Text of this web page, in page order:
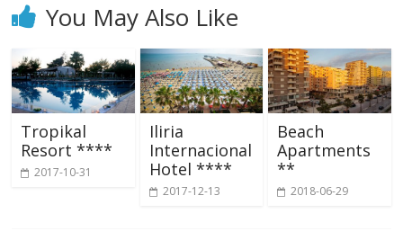
You May Also Like
Tropikal
Resort ****
2017-10-31
Iliria
Internacional
Hotel ****
2017-12-13
Beach
Apartments
**
2018-06-29